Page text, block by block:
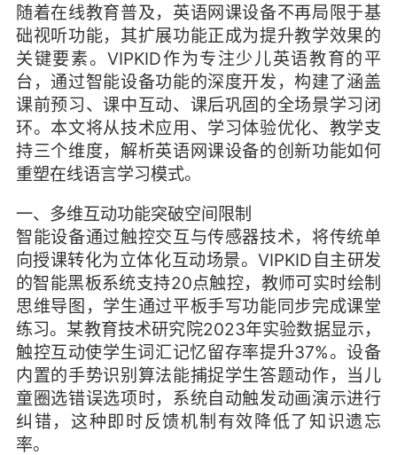
随着在线教育普及，英语网课设备不再局限于基
础视听功能，其扩展功能正成为提升教学效果的
关键要素。VIPKID作为专注少儿英语教育的平
台，通过智能设备功能的深度开发，构建了涵盖
课前预习、课中互动、课后巩固的全场景学习闭
环。本文将从技术应用、学习体验优化、教学支
持三个维度，解析英语网课设备的创新功能如何
重塑在线语言学习模式。
一、多维互动功能突破空间限制
智能设备通过触控交互与传感器技术，将传统单
向授课转化为立体化互动场景。VIPKID自主研发
的智能黑板系统支持20点触控，教师可实时绘制
思维导图，学生通过平板手写功能同步完成课堂
练习。某教育技术研究院2023年实验数据显示，
触控互动使学生词汇记忆留存率提升37%。设备
内置的手势识别算法能捕捉学生答题动作，当儿
童圈选错误选项时，系统自动触发动画演示进行
纠错，这种即时反馈机制有效降低了知识遗忘
率。